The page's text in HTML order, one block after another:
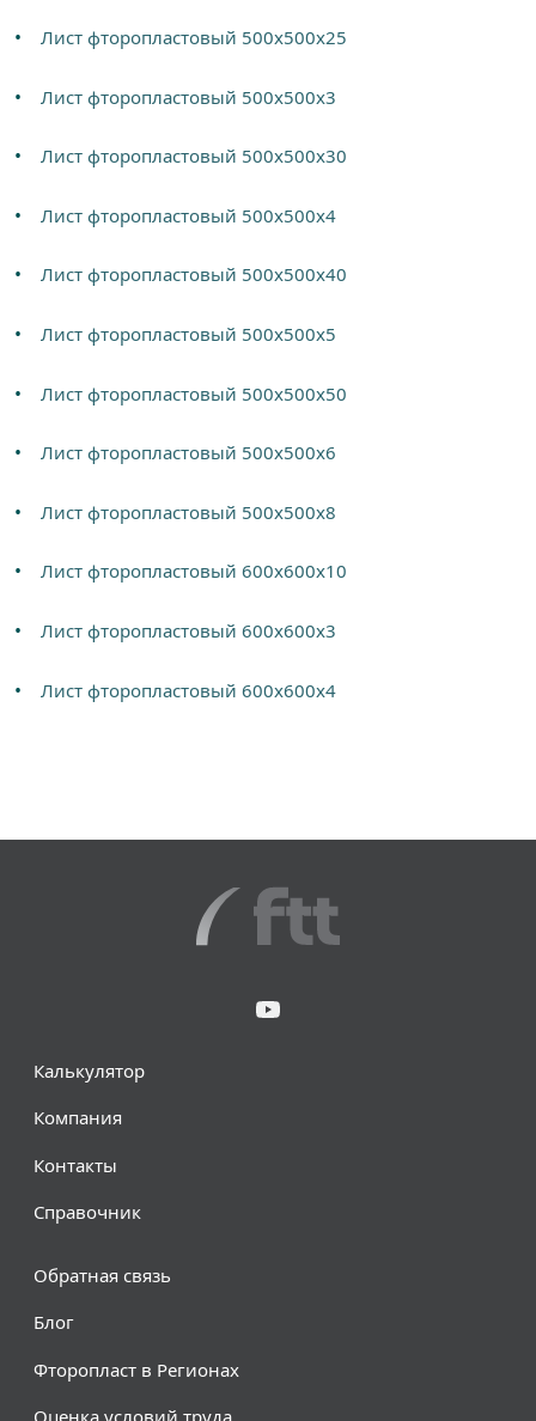
Лист фторопластовый 500х500х25
Лист фторопластовый 500х500х3
Лист фторопластовый 500х500х30
Лист фторопластовый 500х500х4
Лист фторопластовый 500х500х40
Лист фторопластовый 500х500х5
Лист фторопластовый 500х500х50
Лист фторопластовый 500х500х6
Лист фторопластовый 500х500х8
Лист фторопластовый 600х600х10
Лист фторопластовый 600х600х3
Лист фторопластовый 600х600х4
Калькулятор
Компания
Контакты
Справочник
Обратная связь
Блог
Фторопласт в Регионах